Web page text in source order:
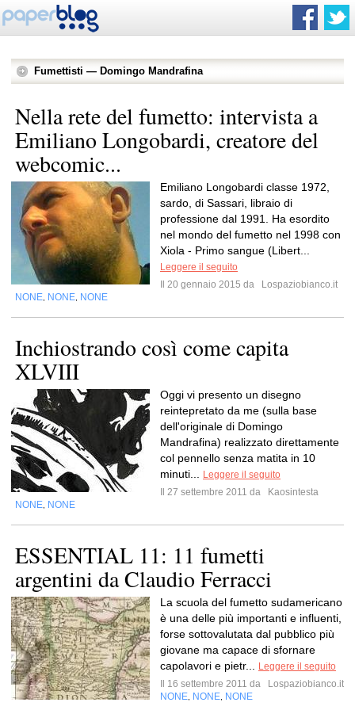
Fumettisti — Domingo Mandrafina
Nella rete del fumetto: intervista a
Emiliano Longobardi, creatore del
webcomic...
Emiliano Longobardi classe 1972,
sardo, di Sassari, libraio di
professione dal 1991. Ha esordito
nel mondo del fumetto nel 1998 con
Xiola - Primo sangue (Libert...
Leggere il seguito
Il 20 gennaio 2015 da
Lospaziobianco.it
NONE NONE NONE
Inchiostrando così come capita
XLVIII
Oggi vi presento un disegno
reintepretato da me (sulla base
dell'originale di Domingo
Mandrafina) realizzato direttamente
col pennello senza matita in 10
minuti...
Leggere il seguito
Il 27 settembre 2011 da
Kaosintesta
NONE NONE
ESSENTIAL 11: 11 fumetti
argentini da Claudio Ferracci
La scuola del fumetto sudamericano
è una delle più importanti e influenti,
forse sottovalutata dal pubblico più
giovane ma capace di sfornare
capolavori e pietr...
Leggere il seguito
Il 16 settembre 2011 da
Lospaziobianco.it
NONE NONE NONE